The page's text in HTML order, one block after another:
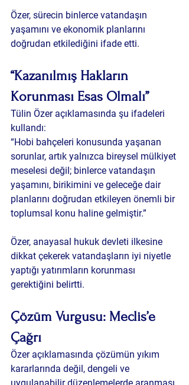
Özer, sürecin binlerce vatandaşın
yaşamını ve ekonomik planlarını
doğrudan etkilediğini ifade etti.
“Kazanılmış Hakların
Korunması Esas Olmalı”
Tülin Özer açıklamasında şu ifadeleri
kullandı:
“Hobi bahçeleri konusunda yaşanan
sorunlar, artık yalnızca bireysel mülkiyet
meselesi değil; binlerce vatandaşın
yaşamını, birikimini ve geleceğe dair
planlarını doğrudan etkileyen önemli bir
toplumsal konu haline gelmiştir.”
Özer, anayasal hukuk devleti ilkesine
dikkat çekerek vatandaşların iyi niyetle
yaptığı yatırımların korunması
gerektiğini belirtti.
Çözüm Vurgusu: Meclis’e
Çağrı
Özer açıklamasında çözümün yıkım
kararlarında değil, dengeli ve